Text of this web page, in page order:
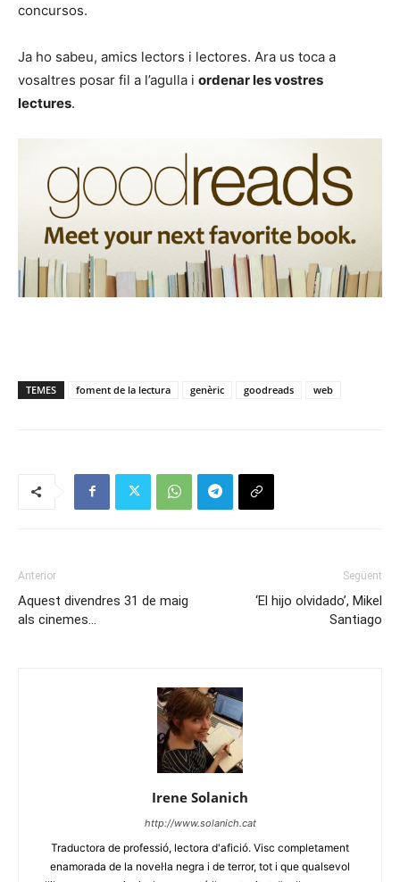
concursos.
Ja ho sabeu, amics lectors i lectores. Ara us toca a
vosaltres posar fil a l’agulla i ordenar les vostres
lectures.
TEMES foment de la lectura genèric goodreads web
Anterior
Aquest divendres 31 de maig
als cinemes…
Següent
‘El hijo olvidado’, Mikel
Santiago
Irene Solanich
http://www.solanich.cat
Traductora de professió, lectora d'afició. Visc completament
enamorada de la novel·la negra i de terror, tot i que qualsevol